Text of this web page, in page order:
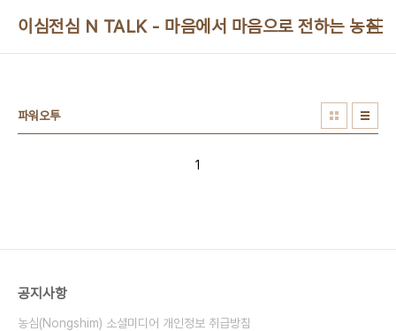
이심전심 N TALK - 마음에서 마음으로 전하는 농심
파워오투
1
공지사항
농심(Nongshim) 소셜미디어 개인정보 취급방침